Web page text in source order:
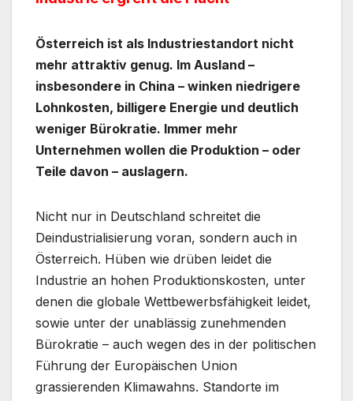
Österreich ist als Industriestandort nicht
mehr attraktiv genug. Im Ausland –
insbesondere in China – winken niedrigere
Lohnkosten, billigere Energie und deutlich
weniger Bürokratie. Immer mehr
Unternehmen wollen die Produktion – oder
Teile davon – auslagern.
Nicht nur in Deutschland schreitet die
Deindustrialisierung voran, sondern auch in
Österreich. Hüben wie drüben leidet die
Industrie an hohen Produktionskosten, unter
denen die globale Wettbewerbsfähigkeit leidet,
sowie unter der unablässig zunehmenden
Bürokratie – auch wegen des in der politischen
Führung der Europäischen Union
grassierenden Klimawahns. Standorte im